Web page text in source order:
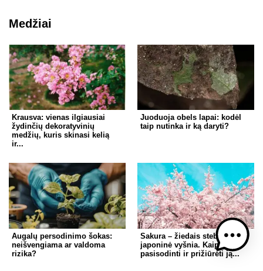
Medžiai
Krausva: vienas ilgiausiai
žydinčių dekoratyvinių
medžių, kuris skinasi kelią
ir...
Juoduoja obels lapai: kodėl
taip nutinka ir ką daryti?
Augalų persodinimo šokas:
neišvengiama ar valdoma
rizika?
Sakura – žiedais stebinanti
japoninė vyšnia. Kaip
pasisodinti ir prižiūrėti ją...